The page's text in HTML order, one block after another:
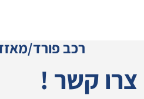
רכב פורד/
צרו קשר !